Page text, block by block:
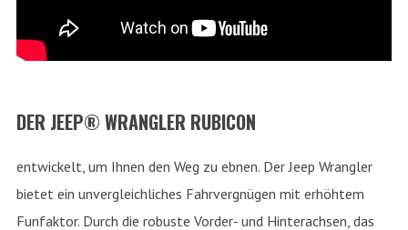
DER JEEP® WRANGLER RUBICON
entwickelt, um Ihnen den Weg zu ebnen. Der Jeep Wrangler
bietet ein unvergleichliches Fahrvergnügen mit erhöhtem
Funfaktor. Durch die robuste Vorder- und Hinterachsen, das